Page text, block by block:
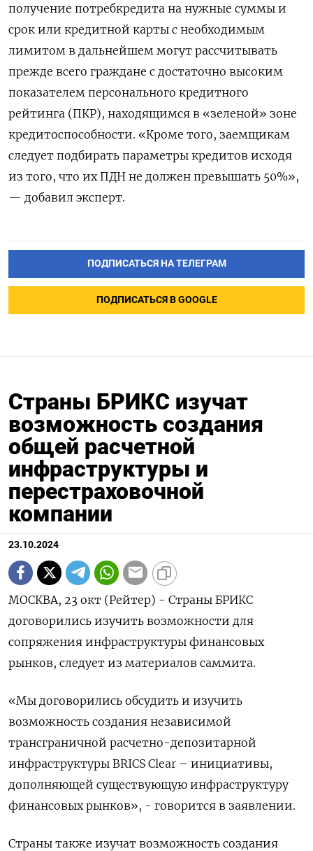
получение потребкредита на нужные суммы и
срок или кредитной карты с необходимым
лимитом в дальнейшем могут рассчитывать
прежде всего граждане с достаточно высоким
показателем персонального кредитного
рейтинга (ПКР), находящимся в «зеленой» зоне
кредитоспособности. «Кроме того, заемщикам
следует подбирать параметры кредитов исходя
из того, что их ПДН не должен превышать 50%»,
— добавил эксперт.
ПОДПИСАТЬСЯ НА ТЕЛЕГРАМ
ПОДПИСАТЬСЯ В GOOGLE
Страны БРИКС изучат
возможность создания
общей расчетной
инфраструктуры и
перестраховочной
компании
23.10.2024
МОСКВА, 23 окт (Рейтер) - Страны БРИКС
договорились изучить возможности для
сопряжения инфраструктуры финансовых
рынков, следует из материалов саммита.
«Мы договорились обсудить и изучить
возможность создания независимой
трансграничной расчетно-депозитарной
инфраструктуры BRICS Clear – инициативы,
дополняющей существующую инфраструктуру
финансовых рынков», - говорится в заявлении.
Страны также изучат возможность создания